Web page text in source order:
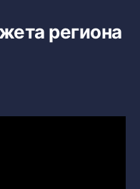
региона